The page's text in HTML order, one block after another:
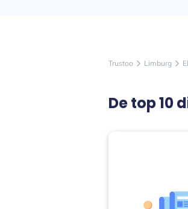
Trustoo arrow_forward_ios Limburg arrow_forward_ios
De top 10